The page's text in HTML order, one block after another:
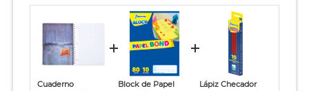
Cuaderno
Block de Papel
Lápiz Checador